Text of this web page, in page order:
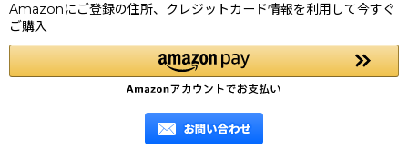
Amazonにご登録の住所、クレジットカード情報を利用して今すぐ
ご購入